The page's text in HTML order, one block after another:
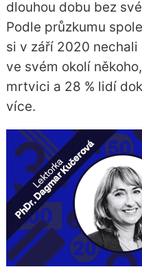
dlouhou dobu bez
Podle průzkumu
si v září 2020
ve svém okolí
mrtvici a 28 % lidí
více.